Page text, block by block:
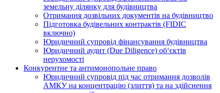
земельну ділянку для будівництва
Отримання дозвільних документів на будівництво
Підготовка будівельних контрактів (FIDIC
включно)
Юридичний супровід фінансування будівництва
Юридичний аудит (Due Diligence) об‘єктів
нерухомості
Конкурентне та антимонопольне право
Юридичний супровід під час отримання дозволів
АМКУ на концентрацію (злиття) та на здійснення